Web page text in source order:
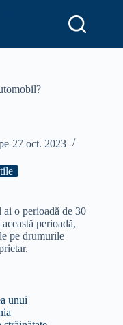
27 oct. 2023
o perioadă de 30
perioadă,
pe drumurile
unui